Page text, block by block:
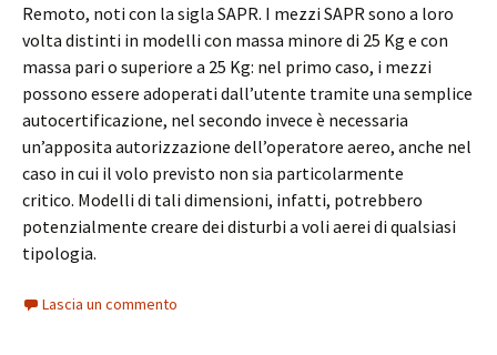
Remoto, noti con la sigla SAPR. I mezzi SAPR sono a loro
volta distinti in modelli con massa minore di 25 Kg e con
massa pari o superiore a 25 Kg: nel primo caso, i mezzi
possono essere adoperati dall’utente tramite una semplice
autocertificazione, nel secondo invece è necessaria
un’apposita autorizzazione dell’operatore aereo, anche nel
caso in cui il volo previsto non sia particolarmente
critico. Modelli di tali dimensioni, infatti, potrebbero
potenzialmente creare dei disturbi a voli aerei di qualsiasi
tipologia.
Lascia un commento